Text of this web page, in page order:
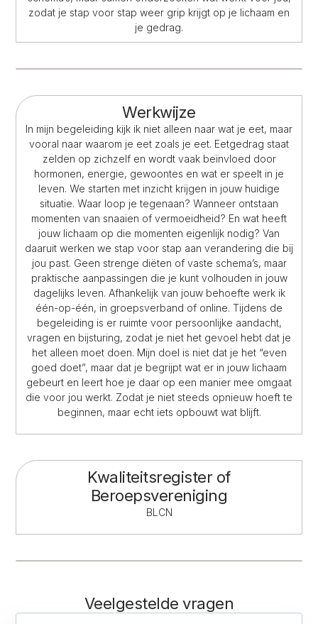
zodat je stap voor stap weer grip krijgt op je lichaam en
je gedrag.
Werkwijze
In mijn begeleiding kijk ik niet alleen naar wat je eet, maar
vooral naar waarom je eet zoals je eet. Eetgedrag staat
zelden op zichzelf en wordt vaak beïnvloed door
hormonen, energie, gewoontes en wat er speelt in je
leven. We starten met inzicht krijgen in jouw huidige
situatie. Waar loop je tegenaan? Wanneer ontstaan
momenten van snaaien of vermoeidheid? En wat heeft
jouw lichaam op die momenten eigenlijk nodig? Van
daaruit werken we stap voor stap aan verandering die bij
jou past. Geen strenge diëten of vaste schema’s, maar
praktische aanpassingen die je kunt volhouden in jouw
dagelijks leven. Afhankelijk van jouw behoefte werk ik
één-op-één, in groepsverband of online. Tijdens de
begeleiding is er ruimte voor persoonlijke aandacht,
vragen en bijsturing, zodat je niet het gevoel hebt dat je
het alleen moet doen. Mijn doel is niet dat je het “even
goed doet”, maar dat je begrijpt wat er in jouw lichaam
gebeurt en leert hoe je daar op een manier mee omgaat
die voor jou werkt. Zodat je niet steeds opnieuw hoeft te
beginnen, maar echt iets opbouwt wat blijft.
Kwaliteitsregister of
Beroepsvereniging
BLCN
Veelgestelde vragen